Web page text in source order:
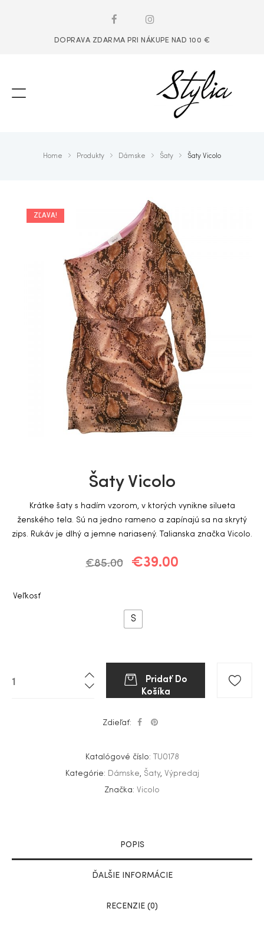
DOPRAVA ZDARMA PRI NÁKUPE NAD 100 €
Home Produkty Dámske Šaty Šaty Vicolo
ZĽAVA!
Šaty Vicolo
Krátke šaty s hadím vzorom, v ktorých vynikne silueta
ženského tela. Sú na jedno rameno a zapínajú sa na skrytý
zips. Rukáv je dlhý a jemne nariasený. Talianska značka Vicolo.
€85.00 €39.00
Veľkosť
S
Pridať Do
Košíka
Zdieľať:
Katalógové číslo:
TU0178
Kategórie: Dámske, Šaty, Výpredaj
Značka: Vicolo
POPIS
ĎALŠIE INFORMÁCIE
RECENZIE (0)